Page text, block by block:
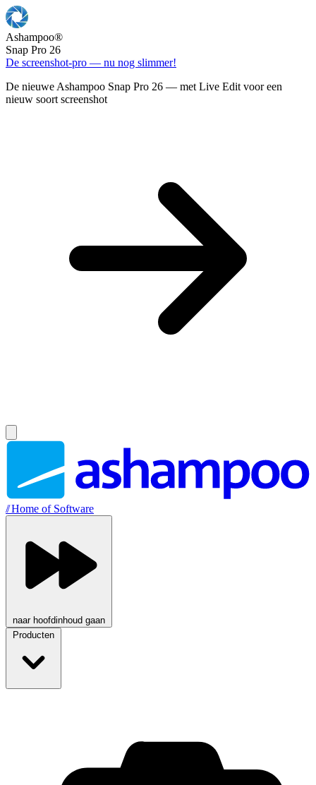
Ashampoo®
Snap Pro 26
De screenshot-pro — nu nog slimmer!
De nieuwe Ashampoo Snap Pro 26 — met Live Edit voor een
nieuw soort screenshot
//Home of Software
naar hoofdinhoud gaan
Producten